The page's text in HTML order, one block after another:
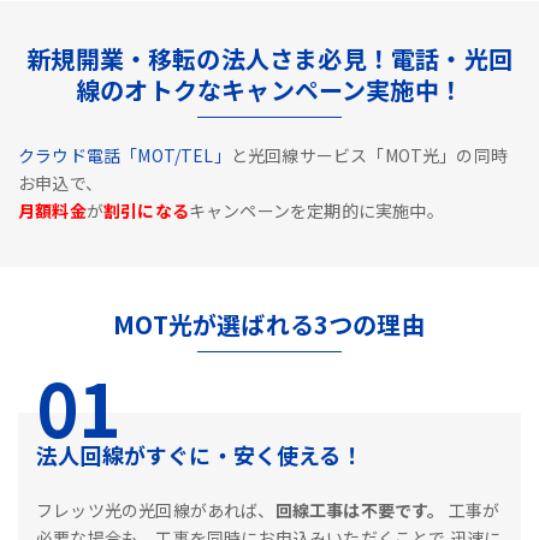
新規開業・移転の法人さま必見！電話・光回
線のオトクなキャンペーン実施中！
クラウド電話「MOT/TEL」 と光回線サービス「MOT光」の同時
お申込で、
月額料金が割引になるキャンペーンを定期的に実施中。
MOT光が選ばれる3つの理由
01
法人回線がすぐに・安く使える！
フレッツ光の光回線があれば、 回線工事は不要です。
工事が